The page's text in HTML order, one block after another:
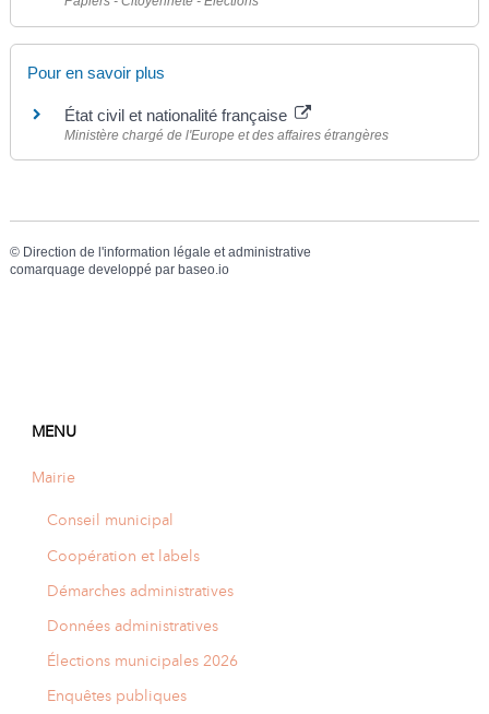
Pour en savoir plus
État civil et nationalité française
Ministère chargé de l'Europe et des affaires étrangères
© Direction de l'information légale et administrative
comarquage developpé par baseo.io
MENU
Mairie
Conseil municipal
Coopération et labels
Démarches administratives
Données administratives
Élections municipales 2026
Enquêtes publiques